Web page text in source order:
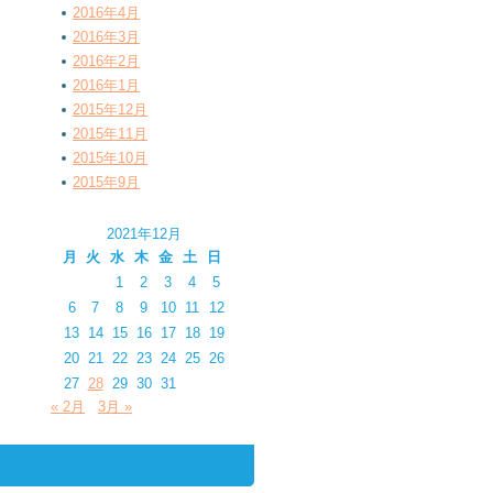
2016年4月
2016年3月
2016年2月
2016年1月
2015年12月
2015年11月
2015年10月
2015年9月
2021年12月
月
火 水 木 金 土
日
1
2 3 4
5
6
7 8 9 10 11
12
13 14 15 16 17 18
19
20 21 22 23 24 25 26
27 28 29 30 31
« 2月
3月 »